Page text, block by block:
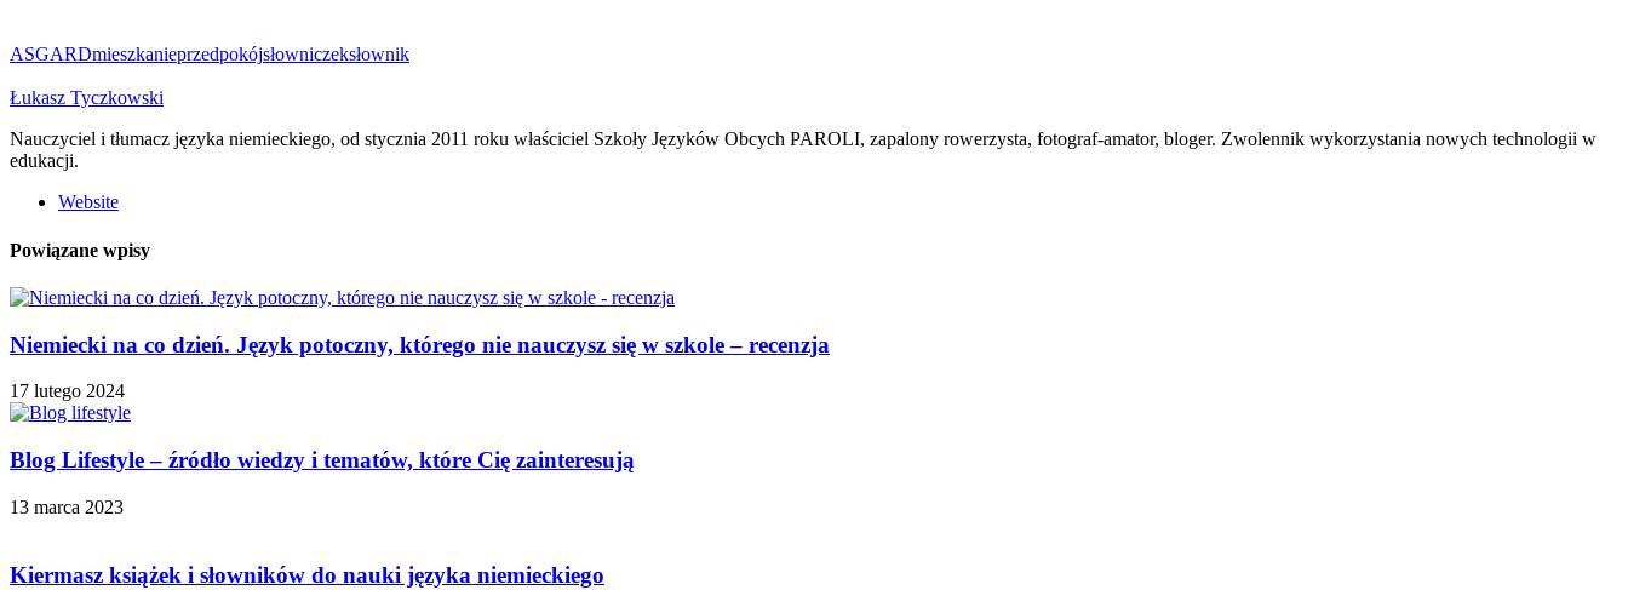
ASGARDmieszkanieprzedpokójsłowniczeksłownik
Łukasz Tyczkowski
Nauczyciel i tłumacz języka niemieckiego, od stycznia 2011 roku właściciel Szkoły Języków Obcych PAROLI, zapalony rowerzysta, fotograf-amator, bloger. Zwolennik wykorzystania nowych technologii w
edukacji.
Website
Powiązane wpisy
Niemiecki na co dzień. Język potoczny, którego nie nauczysz się w szkole – recenzja
17 lutego 2024
Blog Lifestyle – źródło wiedzy i tematów, które Cię zainteresują
13 marca 2023
Kiermasz książek i słowników do nauki języka niemieckiego